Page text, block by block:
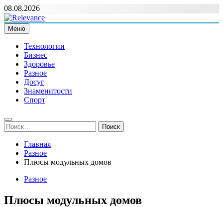
Перейти
к
содержимому
08.08.2026
Relevance
Релевантні новини — саме те, що вам потрібно
Меню
Технологии
Бизнес
Здоровье
Разное
Досуг
Знаменитости
Спорт
Найти:
Главная
Разное
Плюсы модульных домов
Разное
Плюсы модульных домов